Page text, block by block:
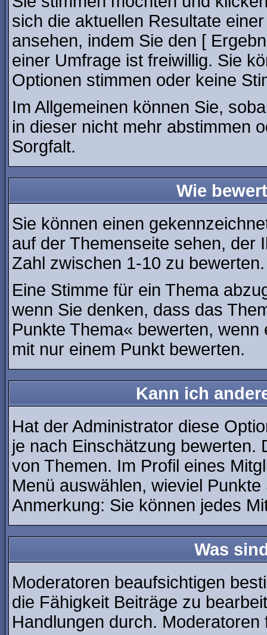
sich die aktuellen Resultate
ansehen, indem Sie den [
einer Umfrage ist freiwillig. Sie
Optionen stimmen oder keine
Im Allgemeinen können Sie,
in dieser nicht mehr abstimmen
Sorgfalt.
Wie
Sie können einen
auf der Themenseite sehen, der
Zahl zwischen 1-10 zu bewerten.
Eine Stimme für ein Thema
wenn Sie denken, dass das
Punkte Thema« bewerten,
mit nur einem Punkt bewerten.
Kann ich
Hat der Administrator diese
je nach Einschätzung bewerten.
von Themen. Im Profil eines
Menü auswählen, wieviel
Anmerkung: Sie können jedes
Was
Moderatoren beaufsichtigen
die Fähigkeit Beiträge zu
Handlungen durch.